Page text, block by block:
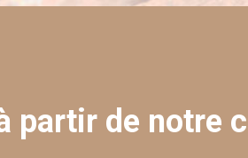
partir de notre